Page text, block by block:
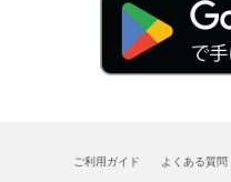
ご利用ガイド よくある質問